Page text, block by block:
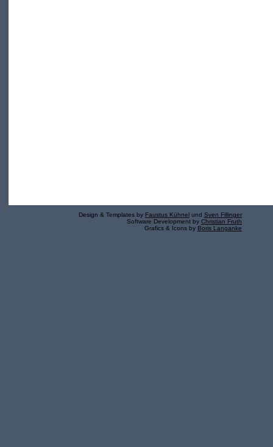
Design & Templates by Faustus Kühnel und Sven Fillinger
Software Development by Christian Fruth
Grafics & Icons by Boris Langanke